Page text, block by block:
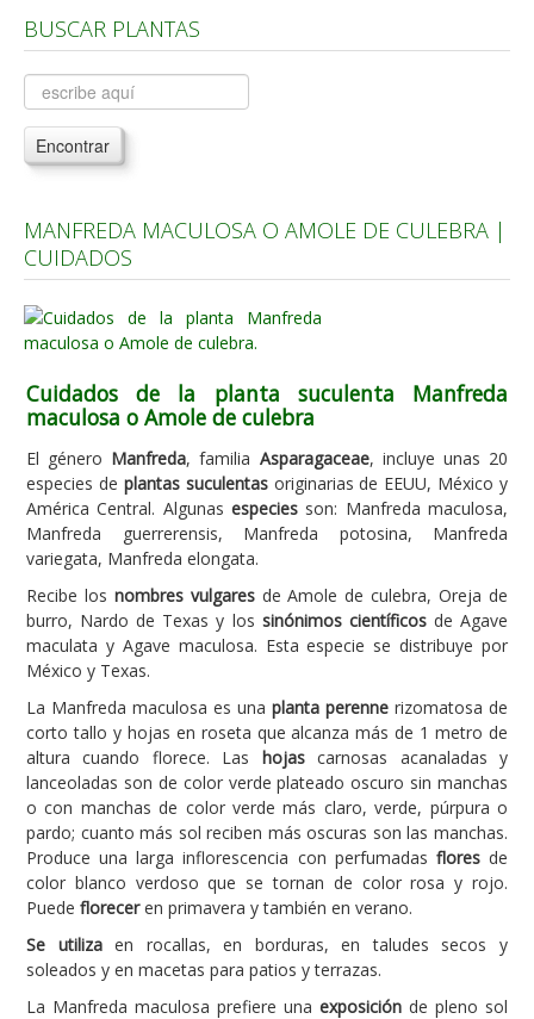
Árboles, Cicas y Palmeras de la G a la Z
Plantas Anuales y Perennes
Plantas Bulbosas y Acuáticas
Plantas de Interior
Plantas Aromáticas y de Huerto
Plantas Carnívoras y Orquídeas
Consejos
Hemisferio Sur
Enfermedades
Animales
Hongos
Carencias
Fotos
Flores y Plantas
Árboles y Palmeras
Arbustos y Trepadoras
Cactus y Suculentas
BUSCAR PLANTAS
Encontrar
MANFREDA MACULOSA O AMOLE DE CULEBRA |
CUIDADOS
Cuidados de la planta suculenta Manfreda
maculosa o Amole de culebra
El género Manfreda, familia Asparagaceae, incluye unas 20
especies de plantas suculentasoriginarias de EEUU, México y
América Central. Algunas especies son: Manfreda maculosa,
Manfreda guerrerensis, Manfreda potosina, Manfreda
variegata, Manfreda elongata.
Recibe los nombres vulgaresde Amole de culebra, Oreja de
burro, Nardo de Texas y los sinónimos científicosde Agave
maculata y Agave maculosa. Esta especie se distribuye por
México y Texas.
La Manfreda maculosa es una planta perenne rizomatosa de
corto tallo y hojas en roseta que alcanza más de 1 metro de
altura cuando florece. Las hojascarnosas acanaladas y
lanceoladas son de color verde plateado oscuro sin manchas
o con manchas de color verde más claro, verde, púrpura o
pardo; cuanto más sol reciben más oscuras son las manchas.
Produce una larga inflorescencia con perfumadas floresde
color blanco verdoso que se tornan de color rosa y rojo.
Puede floreceren primavera y también en verano.
Se utilizaen rocallas, en borduras, en taludes secos y
soleados y en macetas para patios y terrazas.
La Manfreda maculosa prefiere una exposición de pleno sol